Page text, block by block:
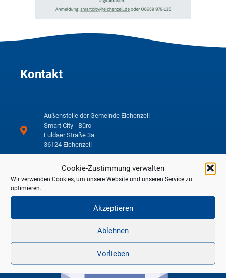
Cookie-Zustimmung verwalten
Wir verwenden Cookies, um unsere Website und unseren Service zu
optimieren.
Akzeptieren
Ablehnen
Vorlieben
Kontakt
Außenstelle der Gemeinde Eichenzell
Smart City - Büro
Fuldaer Straße 3a
36124 Eichenzell
smartcity@eichenzell.de